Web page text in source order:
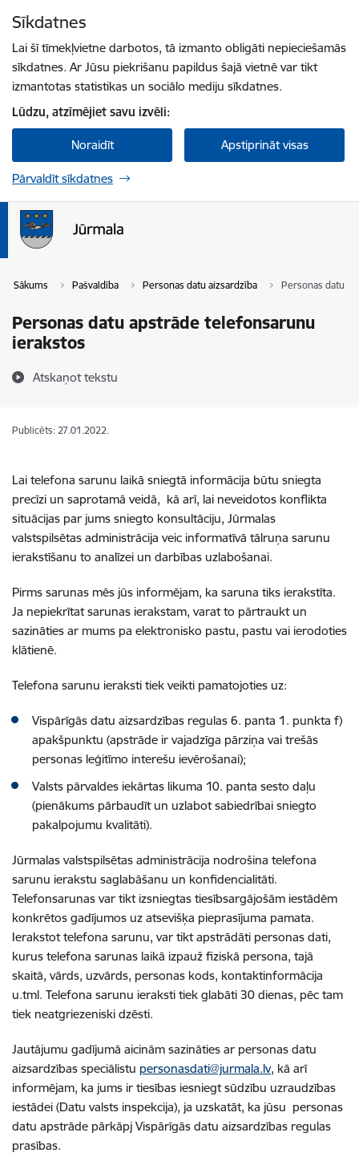
Sīkdatnes
Lai šī tīmekļvietne darbotos, tā izmanto obligāti nepieciešamās
sīkdatnes. Ar Jūsu piekrišanu papildus šajā vietnē var tikt
izmantotas statistikas un sociālo mediju sīkdatnes.
Lūdzu, atzīmējiet savu izvēli:
Noraidīt Apstiprināt visas
Pārvaldīt sīkdatnes
Sākums Pašvaldība Personas datu aizsardzība Personas datu
Personas datu apstrāde telefonsarunu
ierakstos
Atskaņot tekstu
Publicēts: 27.01.2022.
Lai telefona sarunu laikā sniegtā informācija būtu sniegta
precīzi un saprotamā veidā, kā arī, lai neveidotos konflikta
situācijas par jums sniegto konsultāciju, Jūrmalas
valstspilsētas administrācija veic informatīvā tālruņa sarunu
ierakstīšanu to analīzei un darbības uzlabošanai.
Pirms sarunas mēs jūs informējam, ka saruna tiks ierakstīta.
Ja nepiekrītat sarunas ierakstam, varat to pārtraukt un
sazināties ar mums pa elektronisko pastu, pastu vai ierodoties
klātienē.
Telefona sarunu ieraksti tiek veikti pamatojoties uz:
Vispārīgās datu aizsardzības regulas 6. panta 1. punkta f)
apakšpunktu (apstrāde ir vajadzīga pārziņa vai trešās
personas leģitīmo interešu ievērošanai);
Valsts pārvaldes iekārtas likuma 10. panta sesto daļu
(pienākums pārbaudīt un uzlabot sabiedrībai sniegto
pakalpojumu kvalitāti).
Jūrmalas valstspilsētas administrācija nodrošina telefona
sarunu ierakstu saglabāšanu un konfidencialitāti.
Telefonsarunas var tikt izsniegtas tiesībsargājošām iestādēm
konkrētos gadījumos uz atsevišķa pieprasījuma pamata.
Ierakstot telefona sarunu, var tikt apstrādāti personas dati,
kurus telefona sarunas laikā izpauž fiziskā persona, tajā
skaitā, vārds, uzvārds, personas kods, kontaktinformācija
u.tml. Telefona sarunu ieraksti tiek glabāti 30 dienas, pēc tam
tiek neatgriezeniski dzēsti.
Jautājumu gadījumā aicinām sazināties ar personas datu
aizsardzības speciālistu personasdati@jurmala.lv, kā arī
informējam, ka jums ir tiesības iesniegt sūdzību uzraudzības
iestādei (Datu valsts inspekcija), ja uzskatāt, ka jūsu personas
datu apstrāde pārkāpj Vispārīgās datu aizsardzības regulas
prasības.